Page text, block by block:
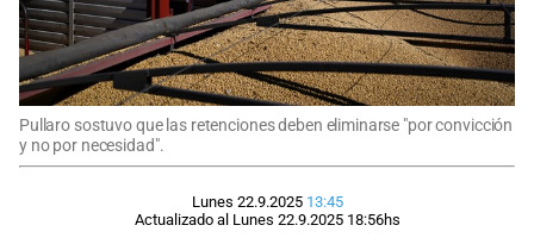
Pullaro sostuvo que las retenciones deben eliminarse "por convicción
y no por necesidad".
Lunes 22.9.2025 13:45
Actualizado al Lunes 22.9.2025 18:56hs